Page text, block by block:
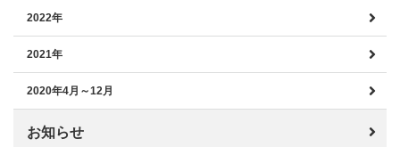
2022年
2021年
2020年4月～12月
お知らせ